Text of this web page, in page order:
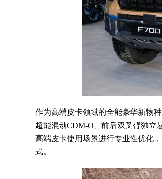
作为高端皮卡领域的全能豪华新物
超能混动CDM-O、前后双叉臂独立
高端皮卡使用场景进行专业性优化
式。